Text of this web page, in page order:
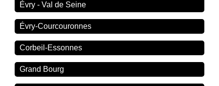
Évry - Val de Seine
Évry-Courcouronnes
Corbeil-Essonnes
Grand Bourg